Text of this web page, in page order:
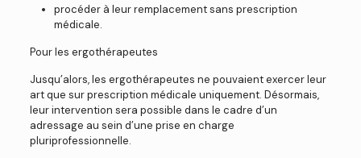
procéder à leur remplacement sans prescription
médicale.
Pour les ergothérapeutes
Jusqu’alors, les ergothérapeutes ne pouvaient exercer leur
art que sur prescription médicale uniquement. Désormais,
leur intervention sera possible dans le cadre d’un
adressage au sein d’une prise en charge
pluriprofessionnelle.